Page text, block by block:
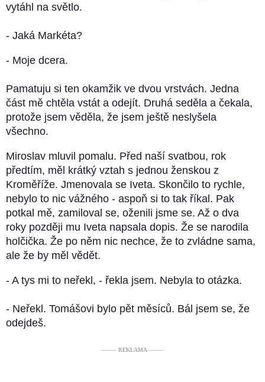
vytáhl na světlo.
- Jaká Markéta?
- Moje dcera.
Pamatuju si ten okamžik ve dvou vrstvách. Jedna
část mě chtěla vstát a odejít. Druhá seděla a čekala,
protože jsem věděla, že jsem ještě neslyšela
všechno.
Miroslav mluvil pomalu. Před naší svatbou, rok
předtím, měl krátký vztah s jednou ženskou z
Kroměříže. Jmenovala se Iveta. Skončilo to rychle,
nebylo to nic vážného - aspoň si to tak říkal. Pak
potkal mě, zamiloval se, oženili jsme se. Až o dva
roky později mu Iveta napsala dopis. Že se narodila
holčička. Že po něm nic nechce, že to zvládne sama,
ale že by měl vědět.
- A tys mi to neřekl, - řekla jsem. Nebyla to otázka.
- Neřekl. Tomášovi bylo pět měsíců. Bál jsem se, že
odejdeš.
––––– REKLAMA –––––